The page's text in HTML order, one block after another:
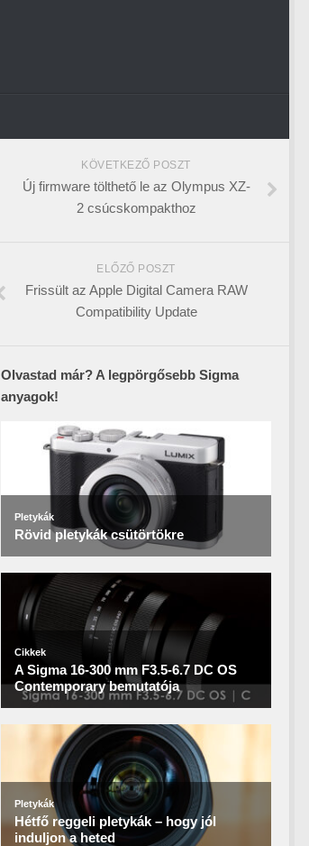
KÖVETKEZŐ POSZT
Új firmware tölthető le az Olympus XZ-
2 csúcskompakthoz
ELŐZŐ POSZT
Frissült az Apple Digital Camera RAW
Compatibility Update
Olvastad már? A legpörgősebb Sigma
anyagok!